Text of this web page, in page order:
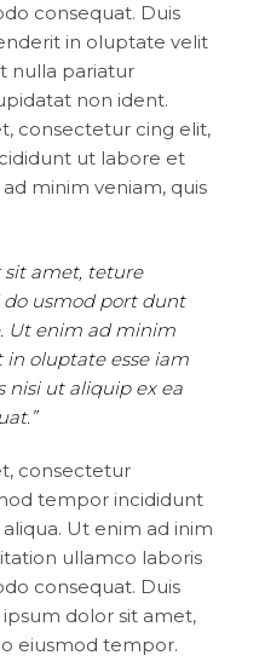
consequat. Duis
in oluptate velit
nulla pariatur
non ident.
consectetur cing elit,
ut labore et
minim veniam, quis
sit amet, teture
do usmod port dunt
Ut enim ad minim
oluptate esse iam
nisi ut aliquip ex ea
consectetur
tempor incididunt
Ut enim ad inim
ullamco laboris
consequat. Duis
dolor sit amet,
eiusmod tempor.